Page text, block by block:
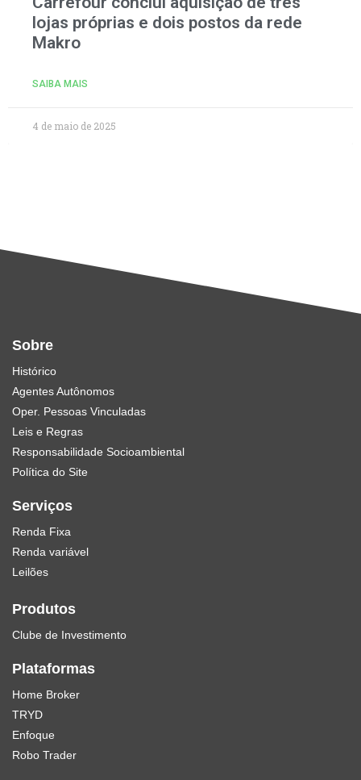
lojas próprias e dois postos da rede
Makro
SAIBA MAIS
4 de maio de 2025
Sobre
Histórico
Agentes Autônomos
Oper. Pessoas Vinculadas
Leis e Regras
Responsabilidade Socioambiental
Política do Site
Serviços
Renda Fixa
Renda variável
Leilões
Produtos
Clube de Investimento
Plataformas
Home Broker
TRYD
Enfoque
Robo Trader